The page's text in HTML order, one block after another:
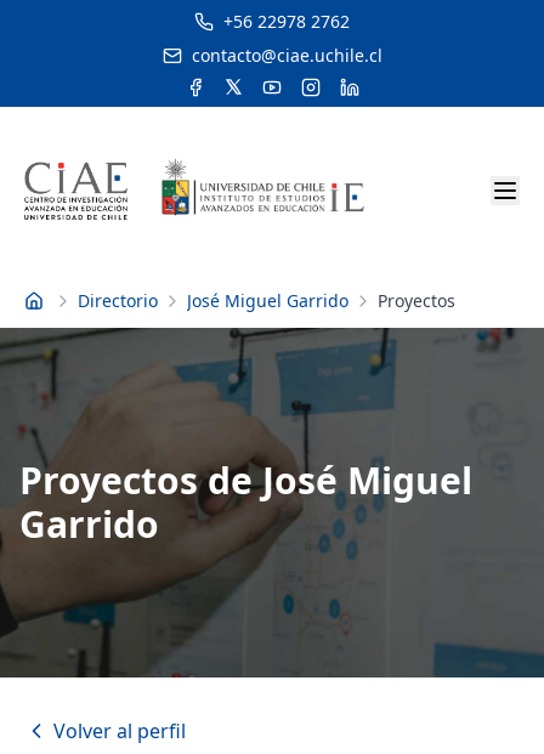
+56 22978 2762
contacto@ciae.uchile.cl
Inicio Directorio José Miguel Garrido Proyectos
Proyectos de José Miguel
Garrido
Volver al perfil